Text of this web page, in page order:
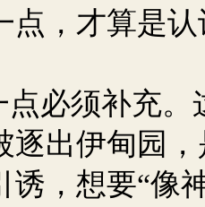
点，才算是
点必须补充
逐出伊甸园
诱，想要“像